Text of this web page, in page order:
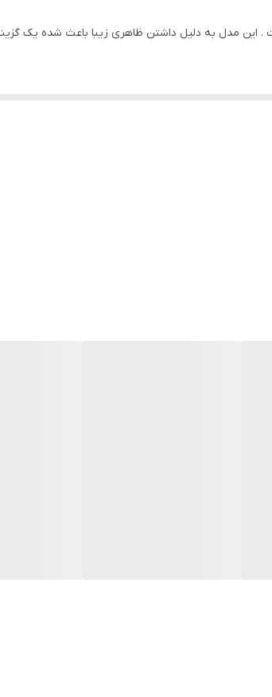
این مدل به دلیل داشتن ظاهری زیبا باعث شده یک
در هنگام خمیدگی دچار شکستگی نشود همچنین به
می کند.
شما به راحتی بتوانید با لباس های خود این مدل را ست